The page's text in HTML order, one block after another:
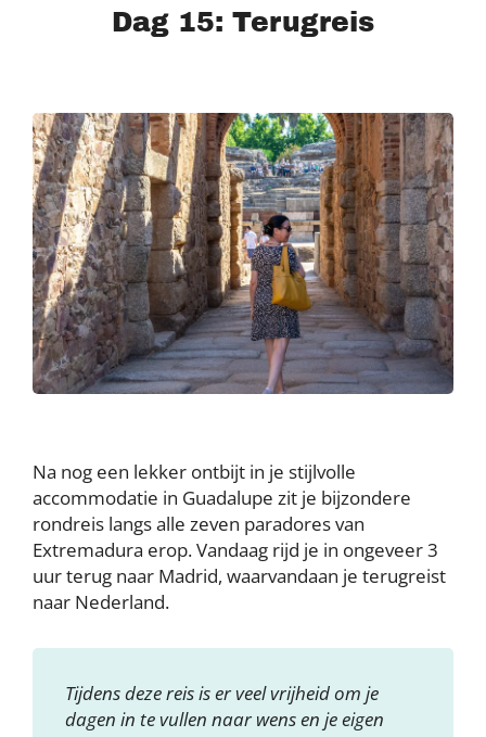
Dag 15: Terugreis
Na nog een lekker ontbijt in je stijlvolle
accommodatie in Guadalupe zit je bijzondere
rondreis langs alle zeven paradores van
Extremadura erop. Vandaag rijd je in ongeveer 3
uur terug naar Madrid, waarvandaan je terugreist
naar Nederland.
Tijdens deze reis is er veel vrijheid om je
dagen in te vullen naar wens en je eigen